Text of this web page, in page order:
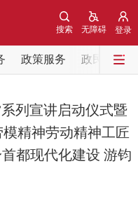
登录
无障碍
搜索
政策服务 政民互动
部门动态
列宣讲启动仪式暨
精神劳动精神工匠
都现代化建设 游钧